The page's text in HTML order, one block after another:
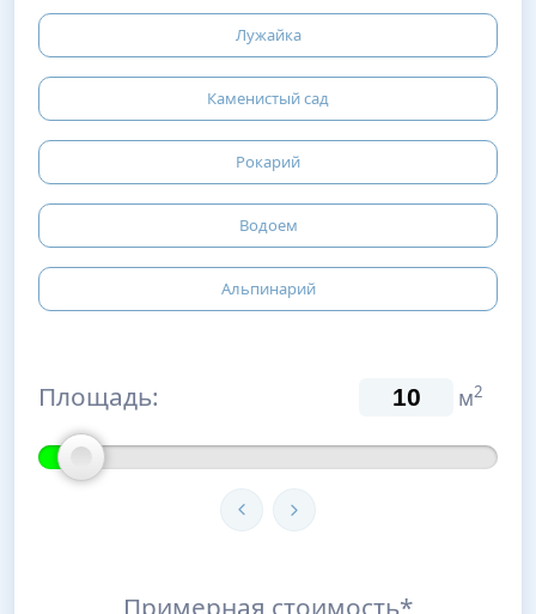
Лужайка
Каменистый сад
Рокарий
Водоем
Альпинарий
Площадь: м2
Примерная стоимость*